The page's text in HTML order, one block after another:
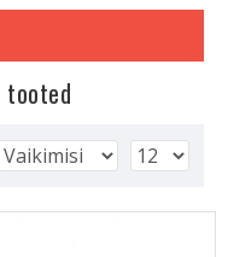
tooted